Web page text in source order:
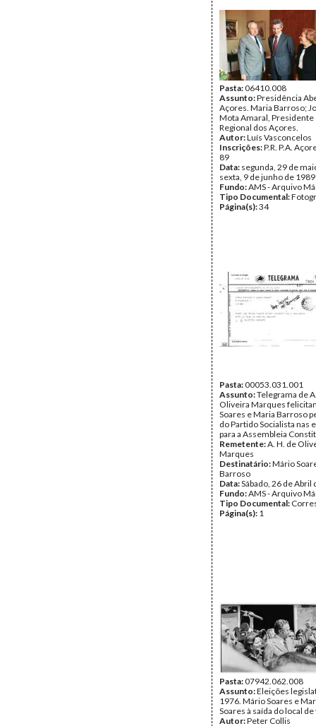
Pasta:06410.008
Assunto:Presidência
Açores. Maria Barroso;
Mota Amaral, Presidente
Regional dos Açores.
Autor:Luís Vasconcelos
Inscrições:P.R. P.A.
89
Data: segunda, 29 de
sexta, 9 de junho de 1989
Fundo:AMS - Arquivo
Tipo Documental:
Página(s):34
Pasta:00053.031.001
Assunto:Telegrama de
Oliveira Marques
Soares e Maria Barroso
do Partido Socialista nas
para a Assembleia
Remetente:A. H. de
Marques
Destinatário:Mário
Barroso
Data:Sábado, 26 de Abril
Fundo:AMS - Arquivo
Tipo Documental:
Página(s): 1
Pasta:07942.062.008
Assunto:Eleições
1976. Mário Soares e
Soares à saída do local
Autor:Peter Collis